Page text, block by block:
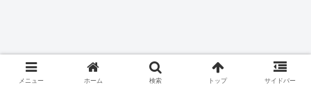
メニュー ホーム 検索 トップ サイドバー